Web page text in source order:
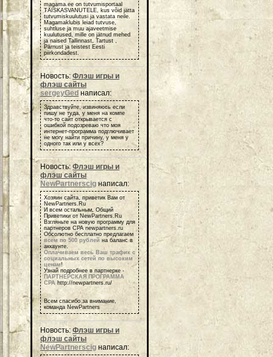
magama.ee on tutvumisportaal
TÄISKASVANUTELE, kus võid jätta
tutvumiskuulutusi ja vastata neile.
Magamaklubis leiad tutvuse,
suhtluse ja muu ajaveetmise
kuulutused, mille on jätnud mehed
ja naised Tallinnast, Tartust ,
Pärnust ja teistest Eesti
piirkondadest.
Новость: Флэш игры и
флэш сайты
sergeyGed написал:
Здравствуйте, извиняюсь если
пишу не туда, у меня на компе
что-то сайт открывается с
ошибкой подозреваю что моя
интернет-программа подглючивает
не могу найти причину, у меня у
одного так или у всех?
Новость: Флэш игры и
флэш сайты
NewPartnerscig написал:
Хозяин сайта, приветик Вам от
NewPartners.Ru
И всем остальным, Общий
Приветики от NewPartners.Ru
Взгляньте на новую программу для
партнеров СРА newpartners.ru
Обсолютно бесплатно предлагаем
всем по 500 рублей на баланс в
аккаунте.
Оплачиваем весь Ваш трафик с
социальных сетей по высоким
ценам!
Узнай подробнее в партнерке -
ПАРТНЕРСКАЯ ПРОГРАММА
СРА http://newpartners.ru/
Всем спасибо за внимание,
команда NewPartners
Новость: Флэш игры и
флэш сайты
NewPartnerscig написал: